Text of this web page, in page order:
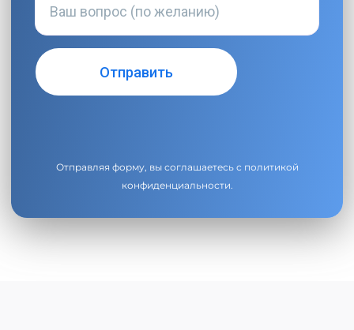
Отправляя форму, вы соглашаетесь с политикой
конфиденциальности.